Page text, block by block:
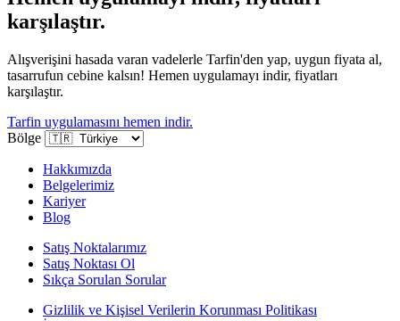
karşılaştır.
Alışverişini hasada varan vadelerle Tarfin'den yap, uygun fiyata al,
tasarrufun cebine kalsın! Hemen uygulamayı indir, fiyatları
karşılaştır.
Tarfin uygulamasını hemen indir.
Bölge
Hakkımızda
Belgelerimiz
Kariyer
Blog
Satış Noktalarımız
Satış Noktası Ol
Sıkça Sorulan Sorular
Gizlilik ve Kişisel Verilerin Korunması Politikası